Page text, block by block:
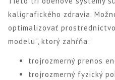
kaligrafického zdravia.
optimalizovať
modelu“, ktorý zahŕňa:
trojrozmerný prenos
trojrozmerný fyzický